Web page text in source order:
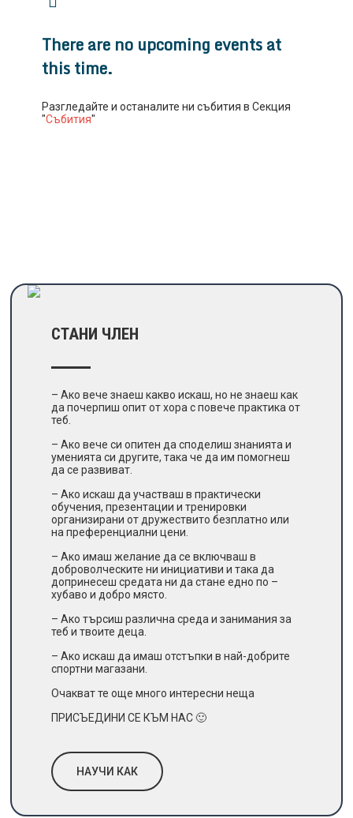
There are no upcoming events at
this time.
Разгледайте и останалите ни събития в Секция
"Събития"
СТАНИ ЧЛЕН
– Ако вече знаеш какво искаш, но не знаеш как
да почерпиш опит от хора с повече практика от
теб.
– Ако вече си опитен да споделиш знанията и
уменията си другите, така че да им помогнеш
да се развиват.
– Ако искаш да участваш в практически
обучения, презентации и тренировки
организирани от дружествито безплатно или
на преференциални цени.
– Ако имаш желание да се включваш в
доброволческите ни инициативи и така да
допринесеш средата ни да стане едно по –
хубаво и добро място.
– Ако търсиш различна среда и занимания за
теб и твоите деца.
– Ако искаш да имаш отстъпки в най-добрите
спортни магазани.
Очакват те още много интересни неща
ПРИСЪЕДИНИ СЕ КЪМ НАС 🙂
НАУЧИ КАК